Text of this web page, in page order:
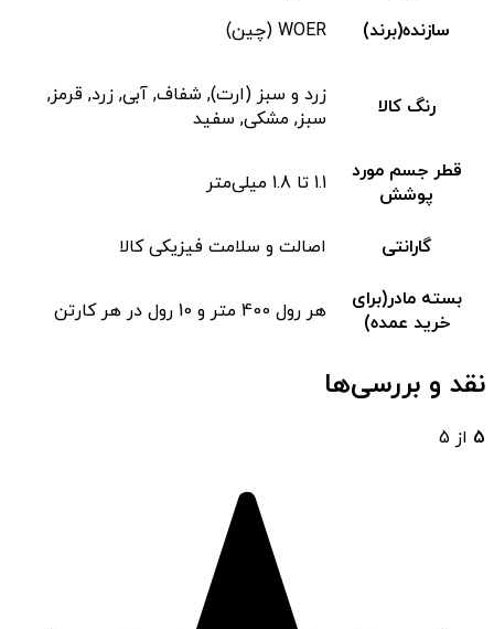
سازنده(برند)
WOER (چین)
رنگ کالا
زرد و سبز (ارت), شفاف, آبی, زرد, قرمز,
سبز, مشکی, سفید
قطر جسم مورد
پوشش
1.1 تا 1.8 میلی‌متر
گارانتی اصالت و سلامت فیزیکی کالا
بسته مادر(برای
خرید عمده)
هر رول 400 متر و 10 رول در هر کارتن
نقد و بررسی‌ها
5 از 5